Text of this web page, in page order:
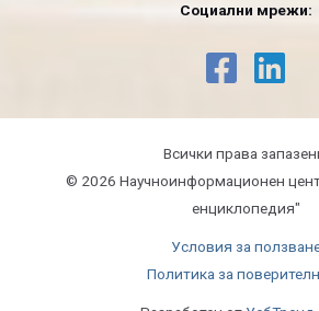
Социални мрежи:
Всички права
© 2026 Научноинформационeн
енциклопедия"
Условия за
Политика за